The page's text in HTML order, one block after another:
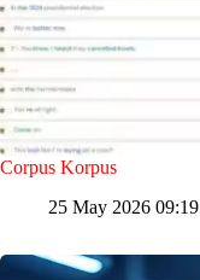
Corpus Korpus
25 May 2026 09:19